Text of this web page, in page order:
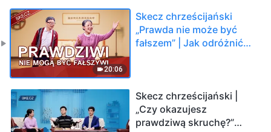
20:06
Skecz chrześcijański
„Prawda nie może być
fałszem” | Jak odróżnić
Skecz chrześcijański |
„Czy okazujesz
prawdziwą skruchę?”